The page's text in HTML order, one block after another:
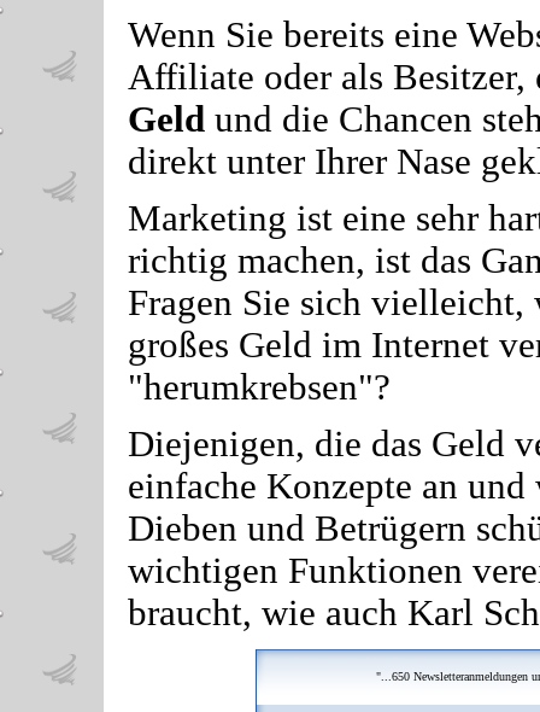
Wenn Sie bereits eine
Affiliate oder als Besitzer,
Geld und die Chancen
direkt unter Ihrer Nase
Marketing ist eine sehr
richtig machen, ist das
Fragen Sie sich
großes Geld im Internet
"herumkrebsen"?
Diejenigen, die das Geld
einfache Konzepte an
Dieben und Betrügern
wichtigen Funktionen
braucht, wie auch Karl
"...650 Newsletteranmeldungen